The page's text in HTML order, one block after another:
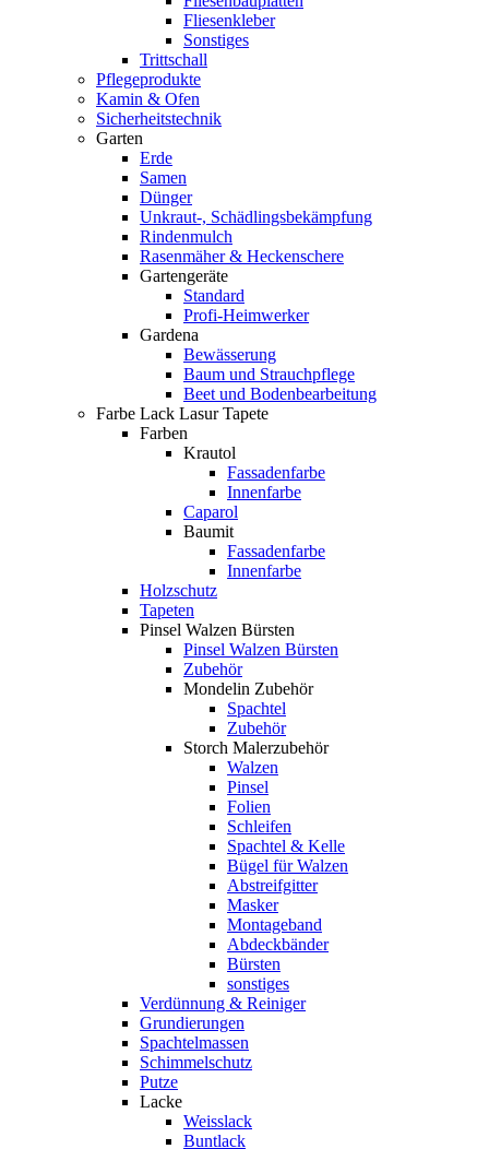
Fliesenkleber
Sonstiges
Trittschall
Pflegeprodukte
Kamin & Ofen
Sicherheitstechnik
Garten
Erde
Samen
Dünger
Unkraut-, Schädlingsbekämpfung
Rindenmulch
Rasenmäher & Heckenschere
Gartengeräte
Standard
Profi-Heimwerker
Gardena
Bewässerung
Baum und Strauchpflege
Beet und Bodenbearbeitung
Farbe Lack Lasur Tapete
Farben
Krautol
Fassadenfarbe
Innenfarbe
Caparol
Baumit
Fassadenfarbe
Innenfarbe
Holzschutz
Tapeten
Pinsel Walzen Bürsten
Pinsel Walzen Bürsten
Zubehör
Mondelin Zubehör
Spachtel
Zubehör
Storch Malerzubehör
Walzen
Pinsel
Folien
Schleifen
Spachtel & Kelle
Bügel für Walzen
Abstreifgitter
Masker
Montageband
Abdeckbänder
Bürsten
sonstiges
Verdünnung & Reiniger
Grundierungen
Spachtelmassen
Schimmelschutz
Putze
Lacke
Weisslack
Buntlack